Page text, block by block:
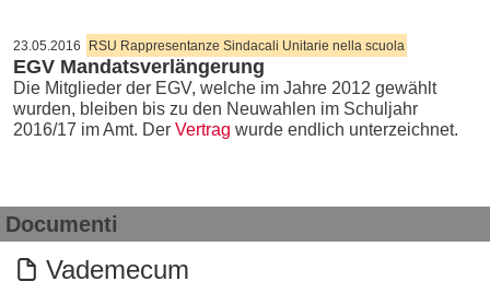
23.05.2016 RSU Rappresentanze Sindacali Unitarie nella scuola
EGV Mandatsverlängerung
Die Mitglieder der EGV, welche im Jahre 2012 gewählt
wurden, bleiben bis zu den Neuwahlen im Schuljahr
2016/17 im Amt. Der Vertrag wurde endlich unterzeichnet.
Documenti
Vademecum